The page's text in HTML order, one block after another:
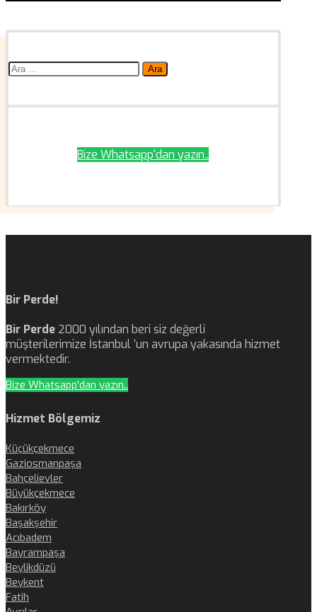
Arama:
Bize Whatsapp'dan yazın..
Bir Perde!
Bir Perde 2000 yılından beri siz değerli
müşterilerimize İstanbul ‘un avrupa yakasında hizmet
vermektedir.
Bize Whatsapp'dan yazın..
Hizmet Bölgemiz
Küçükçekmece
Gaziosmanpaşa
Bahçelievler
Büyükçekmece
Bakırköy
Başakşehir
Acıbadem
Bayrampaşa
Beylikdüzü
Beykent
Fatih